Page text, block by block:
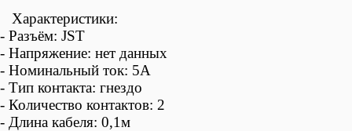
Характеристики:
- Разъём: JST
- Напряжение: нет данных
- Номинальный ток: 5А
- Тип контакта: гнездо
- Количество контактов: 2
- Длина кабеля: 0,1м